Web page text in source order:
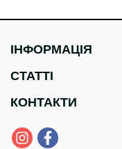
ІНФОРМАЦІЯ
СТАТТІ
КОНТАКТИ